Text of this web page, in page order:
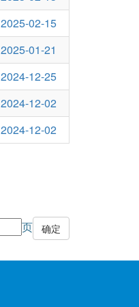
2025-02-15
2025-01-21
2024-12-25
2024-12-02
2024-12-02
页